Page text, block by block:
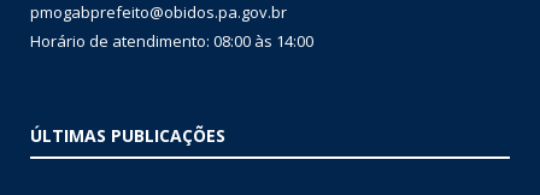
pmogabprefeito@obidos.pa.gov.br
Horário de atendimento: 08:00 às 14:00
ÚLTIMAS PUBLICAÇÕES